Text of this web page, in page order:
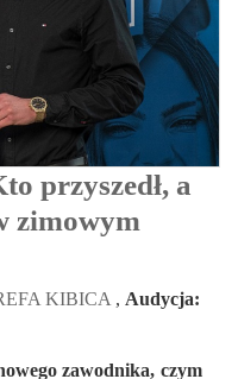
przyszedł, a
zimowym
KIBICA , Audycja:
zawodnika, czym